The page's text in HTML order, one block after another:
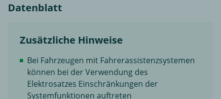
Datenblatt
Zusätzliche Hinweise
Bei Fahrzeugen mit Fahrerassistenzsystemen
können bei der Verwendung des
Elektrosatzes Einschränkungen der
Systemfunktionen auftreten